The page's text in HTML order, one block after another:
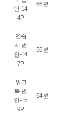
인-14
4P
66분
연습
서 법
인-14
7P
56분
워크
북 법
인-15
9P
64분